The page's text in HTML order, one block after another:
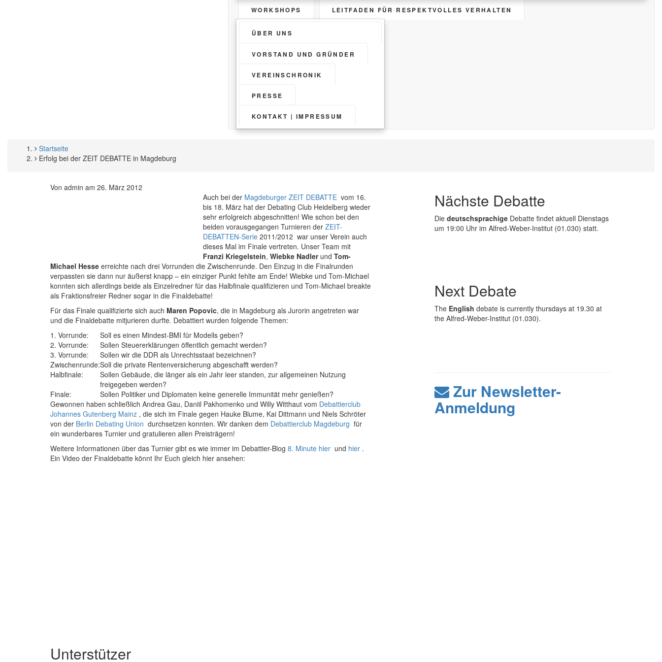
WORKSHOPS LEITFADEN FÜR RESPEKTVOLLES VERHALTEN
ÜBER UNS
VORSTAND UND GRÜNDER
VEREINSCHRONIK
PRESSE
KONTAKT | IMPRESSUM
Pfadnavigation
Startseite
Erfolg bei der ZEIT DEBATTE in Magdeburg
Von admin am 26. März 2012
Auch bei der Magdeburger ZEIT DEBATTE vom 16.
bis 18. März hat der Debating Club Heidelberg wieder
sehr erfolgreich abgeschnitten! Wie schon bei den
beiden vorausgegangen Turnieren der ZEIT-
DEBATTEN-Serie 2011/2012 war unser Verein auch
dieses Mal im Finale vertreten. Unser Team mit
Franzi Kriegelstein, Wiebke Nadler und Tom-
Michael Hesse erreichte nach drei Vorrunden die Zwischenrunde. Den Einzug in die Finalrunden
verpassten sie dann nur äußerst knapp – ein einziger Punkt fehlte am Ende! Wiebke und Tom-Michael
konnten sich allerdings beide als Einzelredner für das Halbfinale qualifizieren und Tom-Michael breakte
als Fraktionsfreier Redner sogar in die Finaldebatte!
Für das Finale qualifizierte sich auch Maren Popovic, die in Magdeburg als Jurorin angetreten war
und die Finaldebatte mitjurieren durfte. Debattiert wurden folgende Themen:
1. Vorrunde:
Soll es einen Mindest-BMI für Modells geben?
2. Vorrunde:
Sollen Steuererklärungen öffentlich gemacht werden?
3. Vorrunde:
Sollen wir die DDR als Unrechtsstaat bezeichnen?
Zwischenrunde:Soll die private Rentenversicherung abgeschafft werden?
Halbfinale:
Sollen Gebäude, die länger als ein Jahr leer standen, zur allgemeinen Nutzung
freigegeben werden?
Finale:
Sollen Politiker und Diplomaten keine generelle Immunität mehr genießen?
Gewonnen haben schließlich Andrea Gau, Daniil Pakhomenko und Willy Witthaut vom Debattierclub
Johannes Gutenberg Mainz , die sich im Finale gegen Hauke Blume, Kai Dittmann und Niels Schröter
von der Berlin Debating Union durchsetzen konnten. Wir danken dem Debattierclub Magdeburg für
ein wunderbares Turnier und gratulieren allen Preisträgern!
Weitere Informationen über das Turnier gibt es wie immer im Debattier-Blog 8. Minute hier und hier .
Ein Video der Finaldebatte könnt Ihr Euch gleich hier ansehen:
Nächste Debatte
Die deutschsprachige Debatte findet aktuell Dienstags
um 19:00 Uhr im Alfred-Weber-Institut (01.030) statt.
Next Debate
The English debate is currently thursdays at 19.30 at
the Alfred-Weber-Institut (01.030).
Zur Newsletter-
Anmeldung
Unterstützer